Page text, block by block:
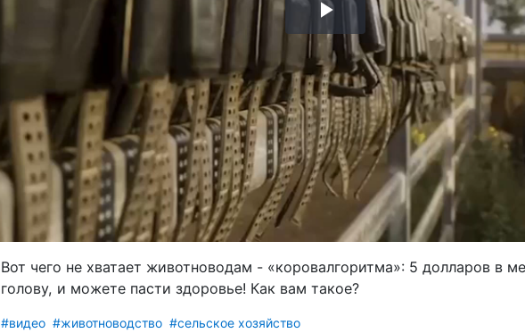
Воспроизвести
видео
Вот чего не хватает животноводам - «коровалгоритма»: 5 долларов в
голову, и можете пасти здоровье! Как вам такое?
#видео #животноводство #сельское хозяйство